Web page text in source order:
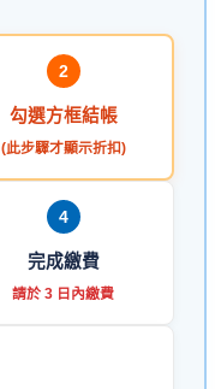
2
勾選方框結帳
(此步驟才顯示折扣)
4
完成繳費
請於 3 日內繳費